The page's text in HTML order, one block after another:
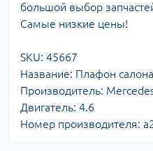
большой выбор
Самые низкие цены!
SKU: 45667
Название: Плафон салона
Производитель:
Двигатель: 4.6
Номер производителя: